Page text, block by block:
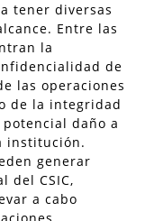
tener diversas
Entre las
la
de
las operaciones
de la integridad
daño a
institución.
generar
del CSIC,
a cabo